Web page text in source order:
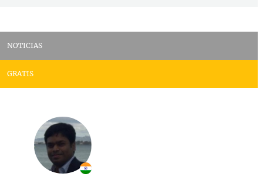
NOTICIAS
GRATIS